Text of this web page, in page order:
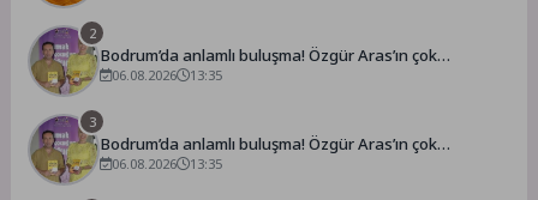
2
Bodrum’da anlamlı buluşma! Özgür Aras’ın çok
konuşulan kitabı yeni baskısını Titanic Luxury Collection
06.08.2026 13:35
3
Bodrum’da anlamlı buluşma! Özgür Aras’ın çok
konuşulan kitabı yeni baskısını Titanic Luxury Collection
06.08.2026 13:35